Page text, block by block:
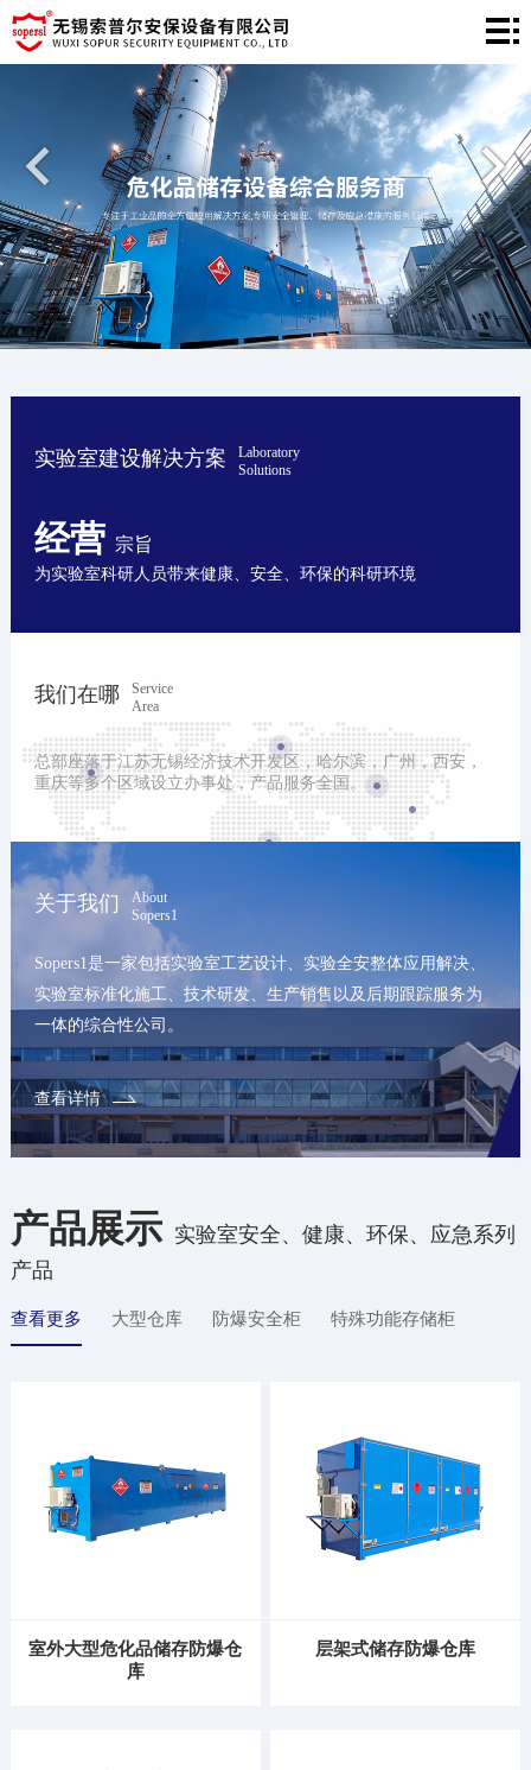
网
心
案
例
闻
中
心
关
于
我
联
系
实验室建设解决方案
Laboratory
Solutions
经营宗旨
为实验室科研人员带来健康、安全、环保的科研环境
我们在哪
Service
Area
总部座落于江苏无锡经济技术开发区，哈尔滨，广州，西安，
重庆等多个区域设立办事处，产品服务全国。
关于我们
About
Sopers1
Sopers1是一家包括实验室工艺设计、实验全安整体应用解决、
实验室标准化施工、技术研发、生产销售以及后期跟踪服务为
一体的综合性公司。
查看详情
产品展示实验室安全、健康、环保、应急系列
产品
查看更多 大型仓库 防爆安全柜
特殊功能存储柜
室外大型危化品储存防爆仓
库
层架式储存防爆仓库